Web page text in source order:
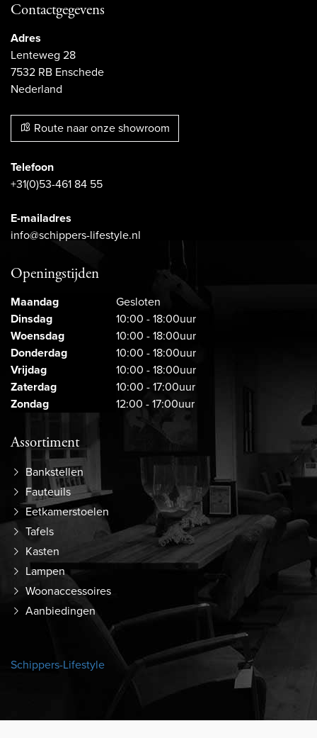
Contactgegevens
Adres
Lenteweg 28
7532 RB Enschede
Nederland
Route naar onze showroom
Telefoon
+31(0)53-461 84 55
E-mailadres
info@schippers-lifestyle.nl
Openingstijden
Maandag
Gesloten
Dinsdag
10:00 - 18:00uur
Woensdag
10:00 - 18:00uur
Donderdag
10:00 - 18:00uur
Vrijdag
10:00 - 18:00uur
Zaterdag
10:00 - 17:00uur
Zondag
12:00 - 17:00uur
Assortiment
Bankstellen
Fauteuils
Eetkamerstoelen
Tafels
Kasten
Lampen
Woonaccessoires
Aanbiedingen
Schippers-Lifestyle